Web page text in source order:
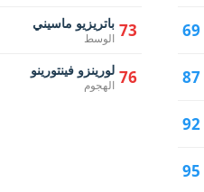
69
87
92
95
73 باتريزيو ماسيني
الوسط
76 لورينزو فينتورينو
الهجوم